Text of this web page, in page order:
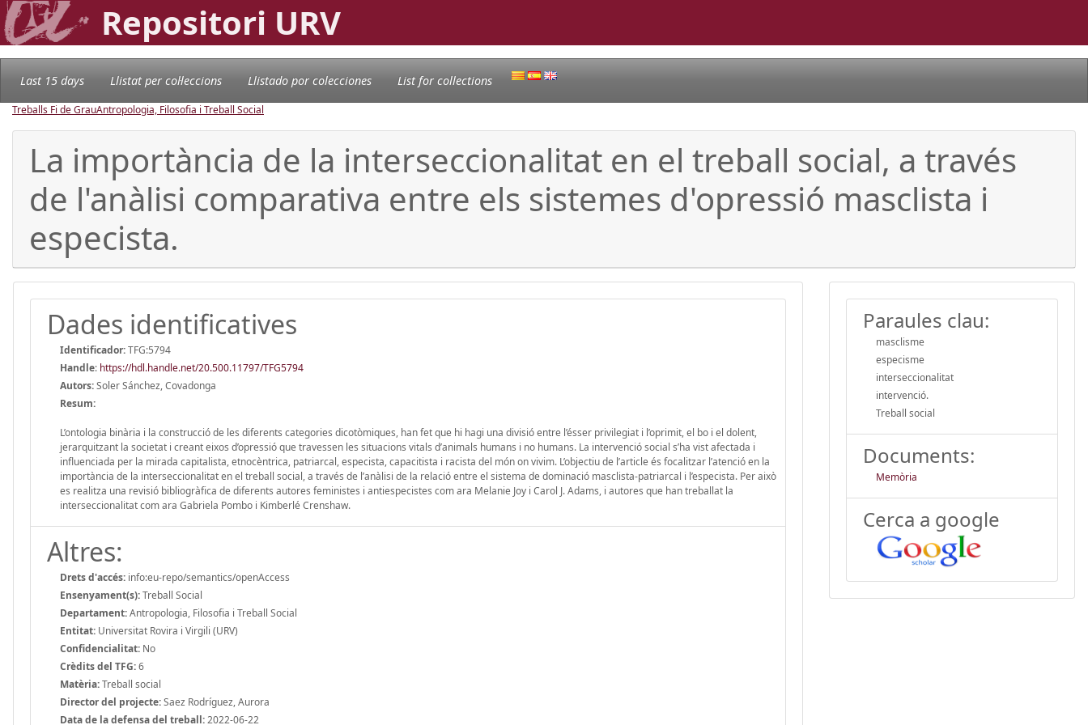
Repositori URV
Last 15 days Llistat per col·leccions Llistado por colecciones List for collections
Treballs Fi de GrauAntropologia, Filosofia i Treball Social
La importància de la interseccionalitat en el treball social, a través
de l'anàlisi comparativa entre els sistemes d'opressió masclista i
especista.
Dades identificatives
Identificador:TFG:5794
Handle: https://hdl.handle.net/20.500.11797/TFG5794
Autors:Soler Sánchez, Covadonga
Resum:
L’ontologia binària i la construcció de les diferents categories dicotòmiques, han fet que hi hagi una divisió entre l’ésser privilegiat i l’oprimit, el bo i el dolent,
jerarquitzant la societat i creant eixos d’opressió que travessen les situacions vitals d’animals humans i no humans. La intervenció social s’ha vist afectada i
influenciada per la mirada capitalista, etnocèntrica, patriarcal, especista, capacitista i racista del món on vivim. L’objectiu de l’article és focalitzar l’atenció en la
importància de la interseccionalitat en el treball social, a través de l’anàlisi de la relació entre el sistema de dominació masclista-patriarcal i l’especista. Per això
es realitza una revisió bibliogràfica de diferents autores feministes i antiespecistes com ara Melanie Joy i Carol J. Adams, i autores que han treballat la
interseccionalitat com ara Gabriela Pombo i Kimberlé Crenshaw.
Altres:
Drets d'accés: info:eu-repo/semantics/openAccess
Ensenyament(s):Treball Social
Departament:Antropologia, Filosofia i Treball Social
Entitat: Universitat Rovira i Virgili (URV)
Confidencialitat: No
Crèdits del TFG:6
Matèria:Treball social
Director del projecte:Saez Rodríguez, Aurora
Data de la defensa del treball:2022-06-22
Paraules clau:
masclisme
especisme
interseccionalitat
intervenció.
Treball social
Documents:
Memòria
Cerca a google